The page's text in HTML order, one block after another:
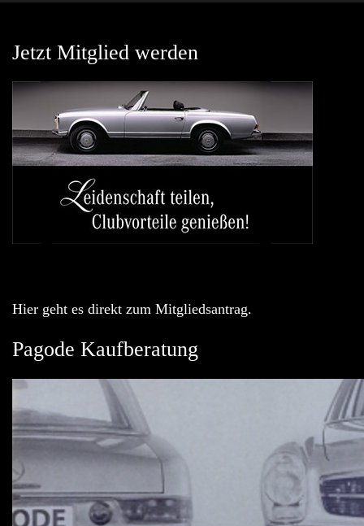
Jetzt Mitglied werden
Hier geht es direkt zum Mitgliedsantrag.
Pagode Kaufberatung